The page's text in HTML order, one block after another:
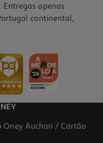
apenas
continental,
Oney Auchan / Cartão